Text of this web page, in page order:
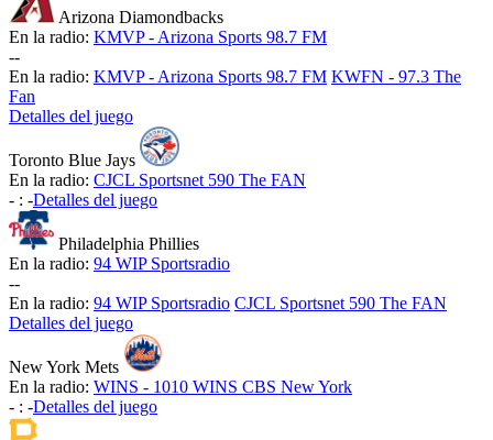
Arizona Diamondbacks
En la radio: KMVP - Arizona Sports 98.7 FM
--
En la radio: KMVP - Arizona Sports 98.7 FM KWFN - 97.3 The
Fan
Detalles del juego
Toronto Blue Jays
En la radio: CJCL Sportsnet 590 The FAN
- : -Detalles del juego
Philadelphia Phillies
En la radio: 94 WIP Sportsradio
--
En la radio: 94 WIP Sportsradio CJCL Sportsnet 590 The FAN
Detalles del juego
New York Mets
En la radio: WINS - 1010 WINS CBS New York
- : -Detalles del juego